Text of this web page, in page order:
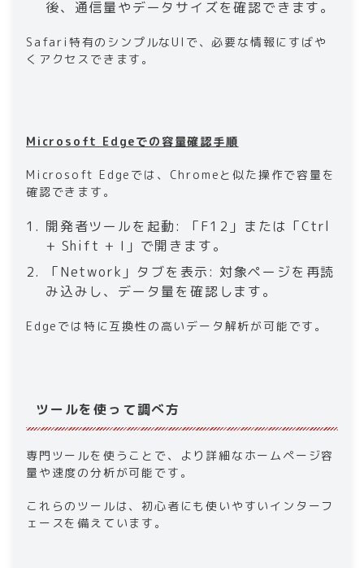
後、通信量やデータサイズを確認できます。
Safari特有のシンプルなUIで、必要な情報にすばや
くアクセスできます。
Microsoft Edgeでの容量確認手順
Microsoft Edgeでは、Chromeと似た操作で容量を
確認できます。
開発者ツールを起動: 「F12」または「Ctrl
+ Shift + I」で開きます。
「Network」タブを表示: 対象ページを再読
み込みし、データ量を確認します。
Edgeでは特に互換性の高いデータ解析が可能です。
ツールを使って調べ方
専門ツールを使うことで、より詳細なホームページ容
量や速度の分析が可能です。
これらのツールは、初心者にも使いやすいインターフ
ェースを備えています。